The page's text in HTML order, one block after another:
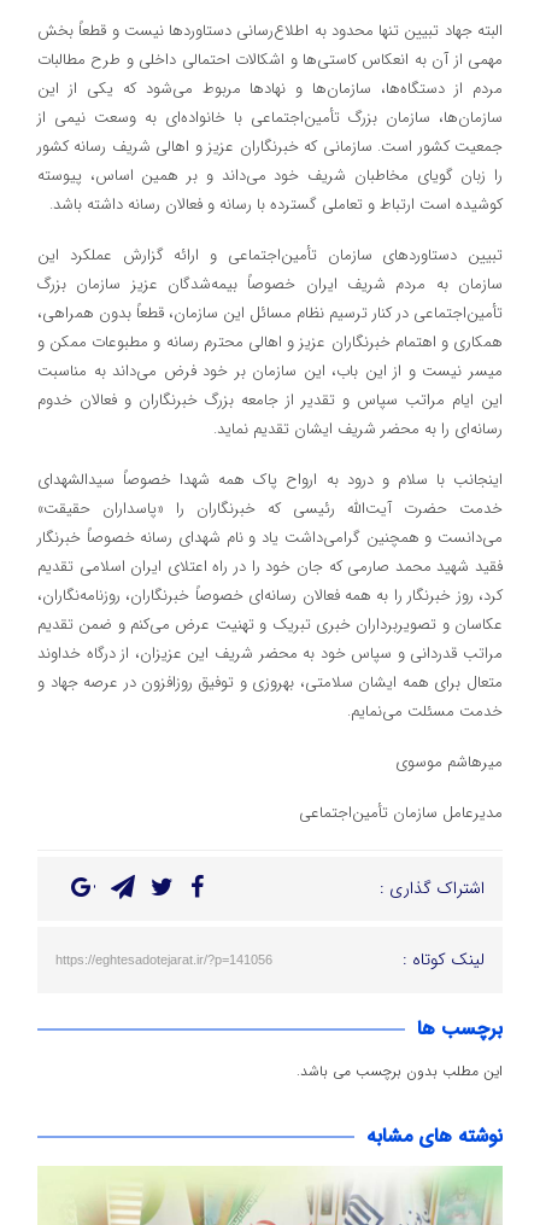
البته جهاد تبیین تنها محدود به اطلاع‌رسانی دستاوردها نیست و قطعاً بخش
مهمی از آن به انعکاس کاستی‌ها و اشکالات احتمالی داخلی و طرح مطالبات
مردم از دستگاه‌ها، سازمان‌ها و نهادها مربوط می‌شود که یکی از این
سازمان‌ها، سازمان بزرگ تأمین‌اجتماعی با خانواده‌ای به وسعت نیمی از
جمعیت کشور است. سازمانی که خبرنگاران عزیز و اهالی شریف رسانه کشور
را زبان گویای مخاطبان شریف خود می‌داند و بر همین اساس، پیوسته
کوشیده است ارتباط و تعاملی گسترده با رسانه و فعالان رسانه داشته باشد.
تبیین دستاوردهای سازمان تأمین‌اجتماعی و ارائه گزارش عملکرد این
سازمان به مردم شریف ایران خصوصاً بیمه‌شدگان عزیز سازمان بزرگ
تأمین‌اجتماعی در کنار ترسیم نظام مسائل این سازمان، قطعاً بدون همراهی،
همکاری و اهتمام خبرنگاران عزیز و اهالی محترم رسانه و مطبوعات ممکن و
میسر نیست و از این باب، این سازمان بر خود فرض می‌داند به مناسبت
این ایام مراتب سپاس و تقدیر از جامعه بزرگ خبرنگاران و فعالان خدوم
رسانه‌ای را به محضر شریف ایشان تقدیم نماید.
اینجانب با سلام و درود به ارواح پاک همه شهدا خصوصاً سیدالشهدای
خدمت حضرت آیت‌الله رئیسی که خبرنگاران را «پاسداران حقیقت»
می‌دانست و همچنین گرامی‌داشت یاد و نام شهدای رسانه خصوصاً خبرنگار
فقید شهید محمد صارمی که جان خود را در راه اعتلای ایران اسلامی تقدیم
کرد، روز خبرنگار را به همه فعالان رسانه‌ای خصوصاً خبرنگاران، روزنامه‌نگاران،
عکاسان و تصویربرداران خبری تبریک و تهنیت عرض می‌کنم و ضمن تقدیم
مراتب قدردانی و سپاس خود به محضر شریف این عزیزان، از درگاه خداوند
متعال برای همه ایشان سلامتی، بهروزی و توفیق روزافزون در عرصه جهاد و
خدمت مسئلت می‌نمایم.
میرهاشم موسوی
مدیرعامل سازمان تأمین‌اجتماعی
اشتراک گذاری :
لینک کوتاه : https://eghtesadotejarat.ir/?p=141056
برچسب ها
این مطلب بدون برچسب می باشد.
نوشته های مشابه